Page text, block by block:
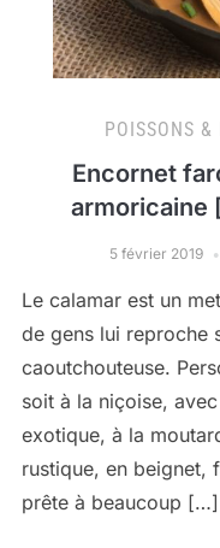
POISSONS &
Encornet
armoricaine
5 février 2019
Le calamar est un
de gens lui reproche
caoutchouteuse.
soit à la niçoise,
exotique, à la
rustique, en beignet,
prête à beaucoup […]